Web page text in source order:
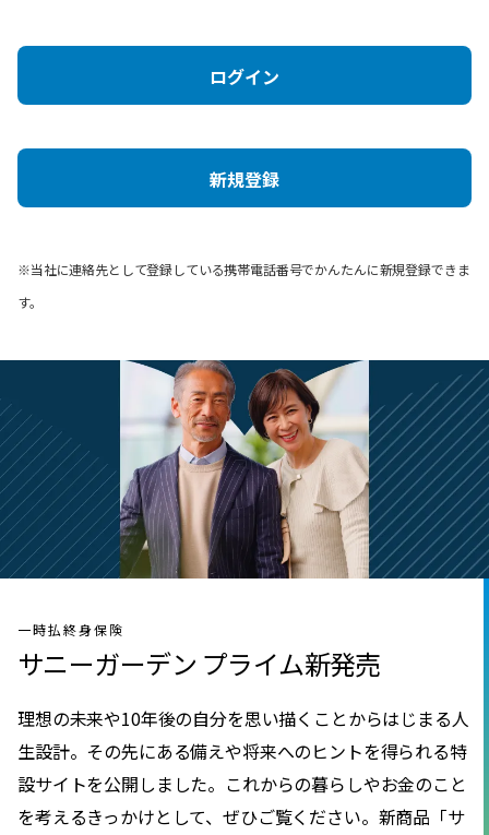
ログイン
新規登録
※当社に連絡先として登録している携帯電話番号でかんたんに新規登録できま
す。
一時払終身保険
サニーガーデン プライム新発売
理想の未来や10年後の自分を思い描くことからはじまる人
生設計。その先にある備えや将来へのヒントを得られる特
設サイトを公開しました。これからの暮らしやお金のこと
を考えるきっかけとして、ぜひご覧ください。新商品「サ